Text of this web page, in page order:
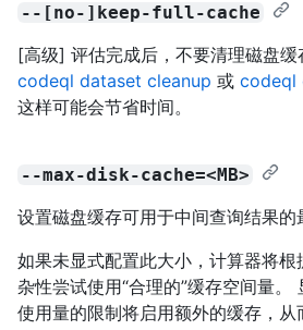
--[no-]keep-full-cache
[高级] 评估完成后，不要清理磁盘
codeql dataset cleanup 或 codeql
这样可能会节省时间。
--max-disk-cache=<MB>
设置磁盘缓存可用于中间查询结果的
如果未显式配置此大小，计算器将根
杂性尝试使用“合理的”缓存空间量。
使用量的限制将启用额外的缓存，从